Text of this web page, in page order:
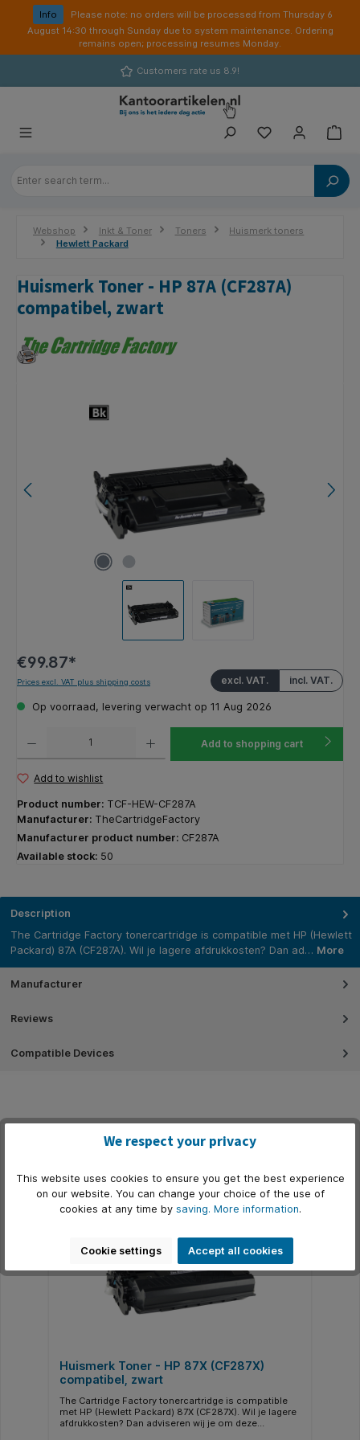
content
Info
Please note: no orders will be processed from Thursday 6
August 14:30 through Sunday due to system maintenance. Ordering
remains open; processing resumes Monday.
Customers rate us 8.9!
Webshop Inkt & Toner Toners
Huismerk toners
Hewlett Packard
Huismerk Toner - HP 87A (CF287A)
compatibel, zwart
Skip image gallery
€99.87*
incl. VAT.
excl. VAT.
Prices excl. VAT plus shipping costs
Op voorraad, levering verwacht op 11 Aug 2026
Add to shopping cart
Add to wishlist
Product number: TCF-HEW-CF287A
Manufacturer: TheCartridgeFactory
Manufacturer product number: CF287A
Available stock: 50
Description
The Cartridge Factory tonercartridge is compatible met HP (Hewlett
Packard) 87A (CF287A). Wil je lagere afdrukkosten? Dan ad… More
Manufacturer
Reviews
Compatible Devices
Huismerk Toner - HP 87X (CF287X)
compatibel, zwart
The Cartridge Factory tonercartridge is compatible
met HP (Hewlett Packard) 87X (CF287X). Wil je lagere
afdrukkosten? Dan adviseren wij je om deze
We respect your privacy
This website uses cookies to ensure you get the best experience
on our website. You can change your choice of the use of
cookies at any time by saving. More information.
Cookie settings Accept all cookies